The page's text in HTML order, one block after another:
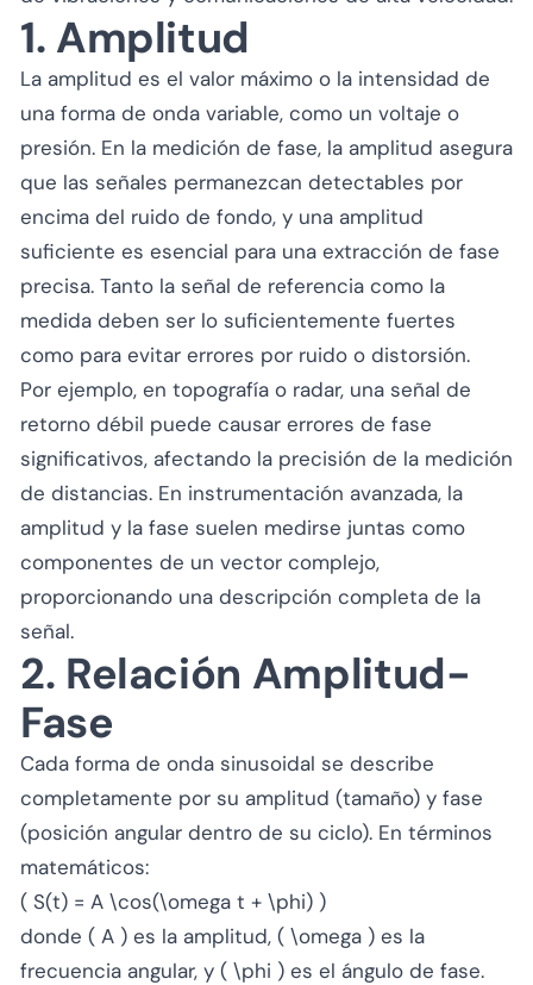
1. Amplitud
La amplitud es el valor máximo o la intensidad de
una forma de onda variable, como un voltaje o
presión. En la medición de fase, la amplitud asegura
que las señales permanezcan detectables por
encima del ruido de fondo, y una amplitud
suficiente es esencial para una extracción de fase
precisa. Tanto la señal de referencia como la
medida deben ser lo suficientemente fuertes
como para evitar errores por ruido o distorsión.
Por ejemplo, en topografía o radar, una señal de
retorno débil puede causar errores de fase
significativos, afectando la precisión de la medición
de distancias. En instrumentación avanzada, la
amplitud y la fase suelen medirse juntas como
componentes de un vector complejo,
proporcionando una descripción completa de la
señal.
2. Relación Amplitud-
Fase
Cada forma de onda sinusoidal se describe
completamente por su amplitud (tamaño) y fase
(posición angular dentro de su ciclo). En términos
matemáticos:
( S(t) = A \cos(\omega t + \phi) )
donde ( A ) es la amplitud, ( \omega ) es la
frecuencia angular, y ( \phi ) es el ángulo de fase.